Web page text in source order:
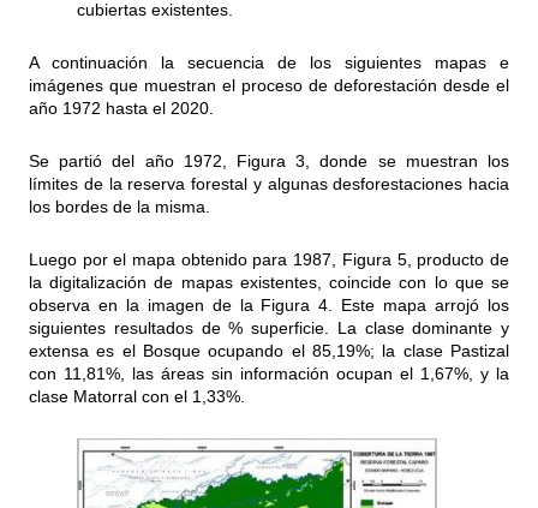
cubiertas existentes.
A continuación la secuencia de los siguientes mapas e
imágenes que muestran el proceso de deforestación desde el
año 1972 hasta el 2020.
Se partió del año 1972, Figura 3, donde se muestran los
límites de la reserva forestal y algunas desforestaciones hacia
los bordes de la misma.
Luego por el mapa obtenido para 1987, Figura 5, producto de
la digitalización de mapas existentes, coincide con lo que se
observa en la imagen de la Figura 4. Este mapa arrojó los
siguientes resultados de % superficie. La clase dominante y
extensa es el Bosque ocupando el 85,19%; la clase Pastizal
con 11,81%, las áreas sin información ocupan el 1,67%, y la
clase Matorral con el 1,33%.